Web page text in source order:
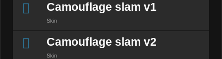
Camouflage slam v1
Skin
Camouflage slam v2
Skin